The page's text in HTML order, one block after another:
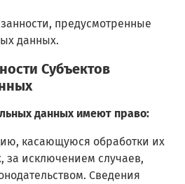
предусмотренные
данных.
Субъектов
данных имеют право:
касающуюся обработки их
за исключением случаев,
Сведения